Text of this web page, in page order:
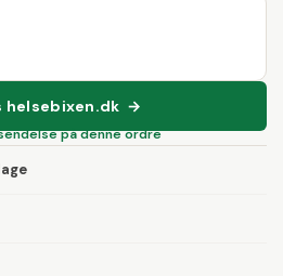
helsebixen.dk →
på denne ordre